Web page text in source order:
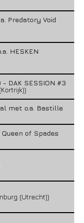
Predatory Void
HESKEN
- DAK SESSION #3
met o.a. Bastille
of Spades
(Utrecht))